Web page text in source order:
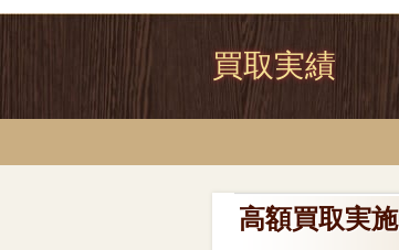
買取実績
高額買取実